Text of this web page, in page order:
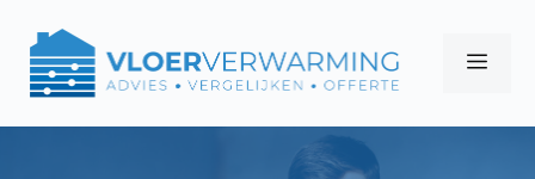
naar
Menu